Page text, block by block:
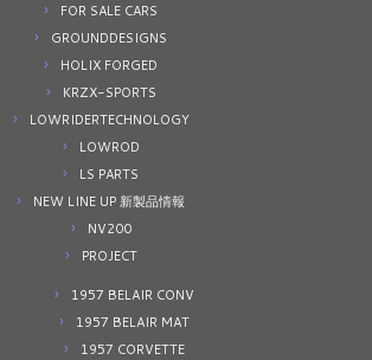
FOR SALE CARS
GROUNDDESIGNS
HOLIX FORGED
KRZX-SPORTS
LOWRIDERTECHNOLOGY
LOWROD
LS PARTS
NEW LINE UP 新製品情報
NV200
PROJECT
1957 BELAIR CONV
1957 BELAIR MAT
1957 CORVETTE